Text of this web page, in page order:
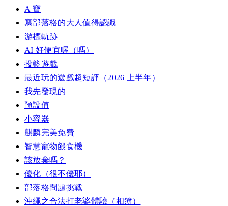
A 寶
寫部落格的大人值得認識
游標軌跡
AI 好便宜喔（嗎）
投籃遊戲
最近玩的遊戲超短評（2026 上半年）
我先發現的
預設值
小容器
麒麟完美免費
智慧寵物餵食機
該放棄嗎？
優化（很不優耶）
部落格問題挑戰
沖繩之合法打老婆體驗（相簿）